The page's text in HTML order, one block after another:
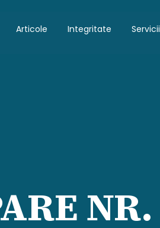
Articole Integritate Servicii
NR.